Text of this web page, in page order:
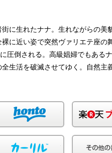
に生れたナナ。生れながらの美
に近い姿で突然ヴァリエテ座の
圧倒される。高級娼婦でもある
生活を破滅させてゆく。自然主